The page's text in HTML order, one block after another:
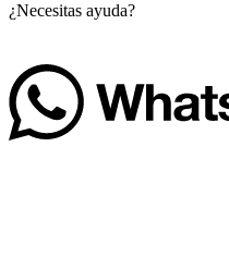
¿Necesitas ayuda?